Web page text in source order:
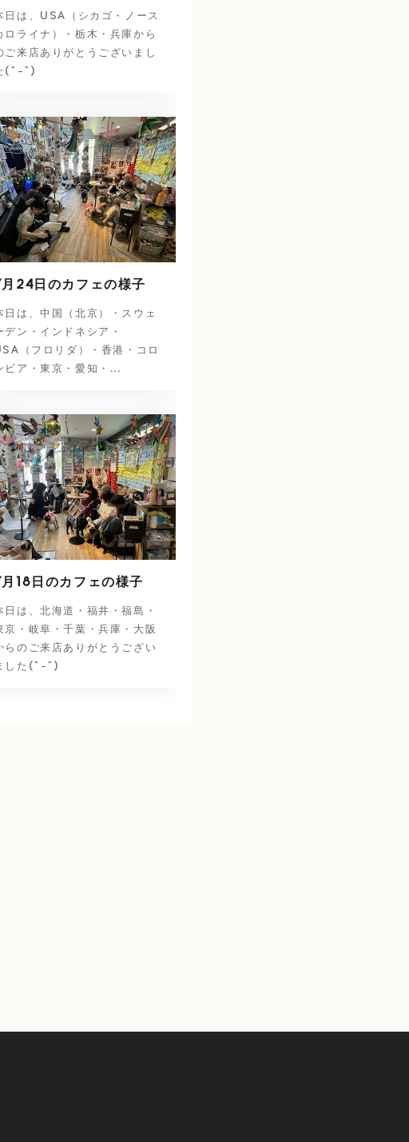
日は、USA（シカゴ・ノース
ロライナ）・栃木・兵庫から
ご来店ありがとうございまし
(^-^)
24日のカフェの様子
日は、中国（北京）・スウェ
デン・インドネシア・
（フロリダ）・香港・コロ
ビア・東京・愛知・...
18日のカフェの様子
日は、北海道・福井・福島・
京・岐阜・千葉・兵庫・大阪
らのご来店ありがとうござい
した(^-^)